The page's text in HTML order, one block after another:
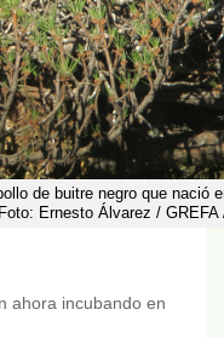
de buitre negro que nació
Ernesto Álvarez / GREFA
ahora incubando en